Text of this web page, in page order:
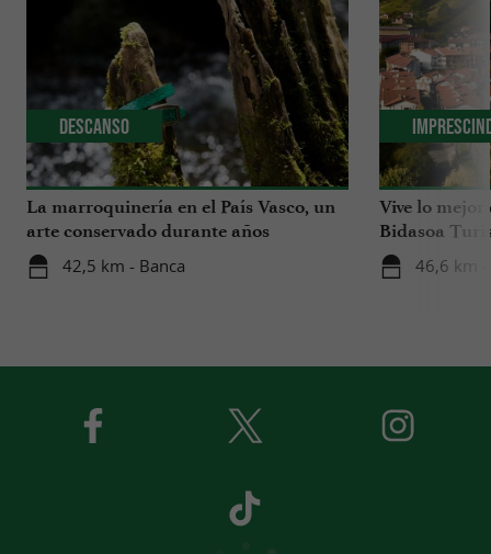
La marroquinería en el País Vasco, un
arte conservado durante años
42,5 km - Banca
Descanso
Vive lo mejor
Bidasoa
46,6 km -